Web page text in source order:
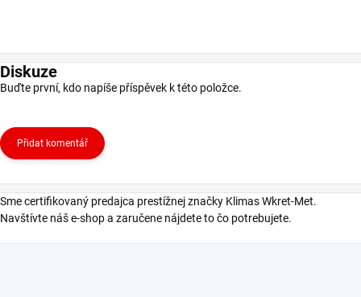
Diskuze
Buďte první, kdo napíše příspěvek k této položce.
Přidat komentář
Sme certifikovaný predajca prestížnej značky Klimas Wkret-Met.
Navštívte náš e-shop a zaručene nájdete to čo potrebujete.